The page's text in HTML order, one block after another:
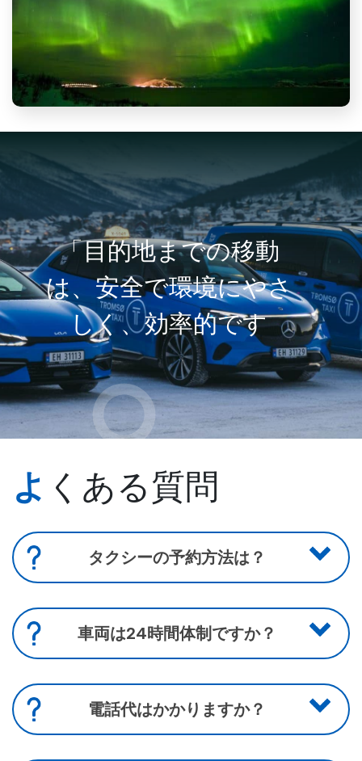
「目的地までの移動
は、安全で環境にやさ
しく、効率的です
。
よくある質問
タクシーの予約方法は？
タクシーのご予約は、TaxiFixアプリ、ウェブサ
イト、またはカスタマーセンターまでお電話く
ださい。
電話番号03011 または 776 03 000.
車両は24時間体制ですか？
はい、24時間スタッフが常駐しています。
電話代はかかりますか？
いいえ、そんなことはありません。カスタマー